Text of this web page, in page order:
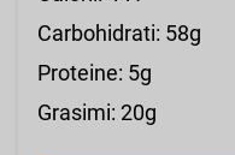
Carbohidrati: 58g
Proteine: 5g
Grasimi: 20g